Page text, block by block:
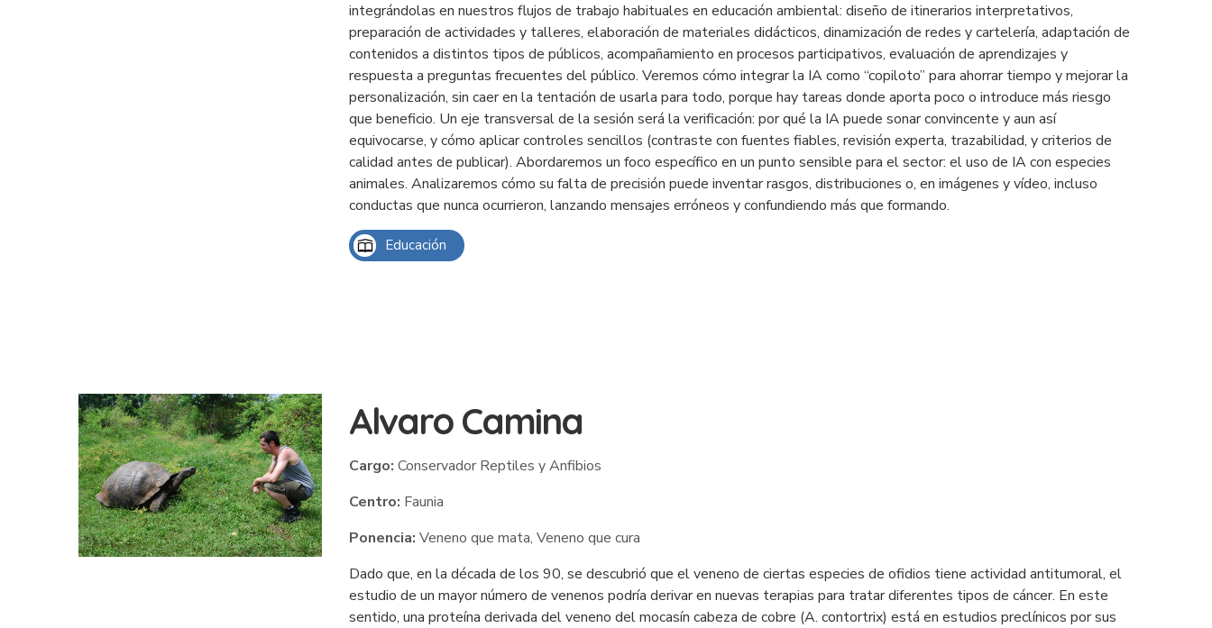
integrándolas en nuestros flujos de trabajo habituales en educación ambiental: diseño de itinerarios interpretativos,
preparación de actividades y talleres, elaboración de materiales didácticos, dinamización de redes y cartelería, adaptación de
contenidos a distintos tipos de públicos, acompañamiento en procesos participativos, evaluación de aprendizajes y
respuesta a preguntas frecuentes del público. Veremos cómo integrar la IA como “copiloto” para ahorrar tiempo y mejorar la
personalización, sin caer en la tentación de usarla para todo, porque hay tareas donde aporta poco o introduce más riesgo
que beneficio. Un eje transversal de la sesión será la verificación: por qué la IA puede sonar convincente y aun así
equivocarse, y cómo aplicar controles sencillos (contraste con fuentes fiables, revisión experta, trazabilidad, y criterios de
calidad antes de publicar). Abordaremos un foco específico en un punto sensible para el sector: el uso de IA con especies
animales. Analizaremos cómo su falta de precisión puede inventar rasgos, distribuciones o, en imágenes y vídeo, incluso
conductas que nunca ocurrieron, lanzando mensajes erróneos y confundiendo más que formando.
Educación
Alvaro Camina
Cargo: Conservador Reptiles y Anfibios
Centro: Faunia
Ponencia: Veneno que mata, Veneno que cura
Dado que, en la década de los 90, se descubrió que el veneno de ciertas especies de ofidios tiene actividad antitumoral, el
estudio de un mayor número de venenos podría derivar en nuevas terapias para tratar diferentes tipos de cáncer. En este
sentido, una proteína derivada del veneno del mocasín cabeza de cobre (A. contortrix) está en estudios preclínicos por sus